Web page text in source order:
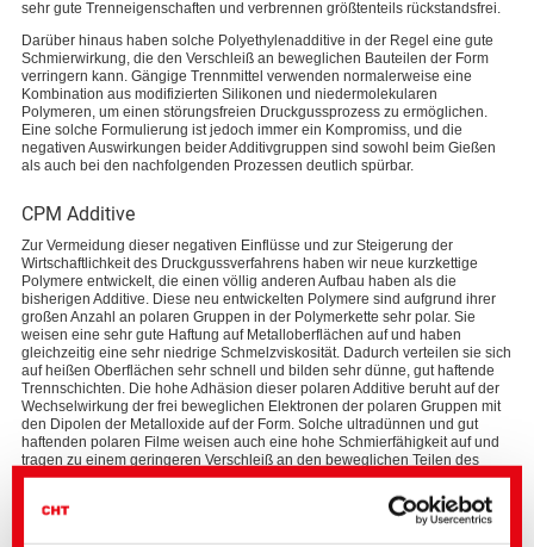
sehr gute Trenneigenschaften und verbrennen größtenteils rückstandsfrei.
Darüber hinaus haben solche Polyethylenadditive in der Regel eine gute
Schmierwirkung, die den Verschleiß an beweglichen Bauteilen der Form
verringern kann. Gängige Trennmittel verwenden normalerweise eine
Kombination aus modifizierten Silikonen und niedermolekularen
Polymeren, um einen störungsfreien Druckgussprozess zu ermöglichen.
Eine solche Formulierung ist jedoch immer ein Kompromiss, und die
negativen Auswirkungen beider Additivgruppen sind sowohl beim Gießen
als auch bei den nachfolgenden Prozessen deutlich spürbar.
CPM Additive
Zur Vermeidung dieser negativen Einflüsse und zur Steigerung der
Wirtschaftlichkeit des Druckgussverfahrens haben wir neue kurzkettige
Polymere entwickelt, die einen völlig anderen Aufbau haben als die
bisherigen Additive. Diese neu entwickelten Polymere sind aufgrund ihrer
großen Anzahl an polaren Gruppen in der Polymerkette sehr polar. Sie
weisen eine sehr gute Haftung auf Metalloberflächen auf und haben
gleichzeitig eine sehr niedrige Schmelzviskosität. Dadurch verteilen sie sich
auf heißen Oberflächen sehr schnell und bilden sehr dünne, gut haftende
Trennschichten. Die hohe Adhäsion dieser polaren Additive beruht auf der
Wechselwirkung der frei beweglichen Elektronen der polaren Gruppen mit
den Dipolen der Metalloxide auf der Form. Solche ultradünnen und gut
haftenden polaren Filme weisen auch eine hohe Schmierfähigkeit auf und
tragen zu einem geringeren Verschleiß an den beweglichen Teilen des
Werkzeugs (z. B. an den Auswerfern) bei. Darüber hinaus weisen sie ein
sehr hohes Trennvermögen während des Gießprozesses auf. Nach dem
Gießvorgang verbleibende Trennmittelreste werden bei der nächsten